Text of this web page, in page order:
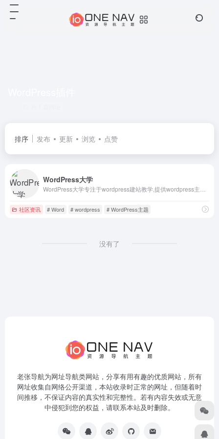
排序 发布 更新 浏览 点赞
WordPress大学
社区资讯 # Word # wordpress # WordPress主题
没有了
老张导航为网址导航类网站，分享有用有趣的优质网站，所有
网址收集自网络公开渠道，本站收录时正常的网址，但随着时
间推移，不保证内容的真实性和完整性。若有内容失效或无意
中侵犯到您的权益，请联系本站及时删除。